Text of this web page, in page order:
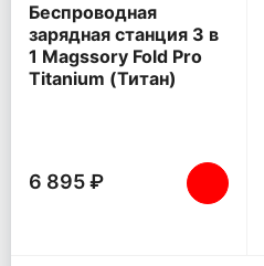
Беспроводная
зарядная станция 3 в
1 Magssory Fold Pro
Titanium (Титан)
6 895 ₽